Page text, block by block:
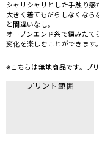
シャリシャリとした手触り感
大きく着てもだらしなくな
と間違いなし。
オープンエンド糸で編みた
変化を楽しむことができます。
※こちらは無地商品です。プ
プリント範囲